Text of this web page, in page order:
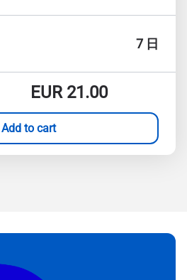
7 日
EUR21.00
Add to cart